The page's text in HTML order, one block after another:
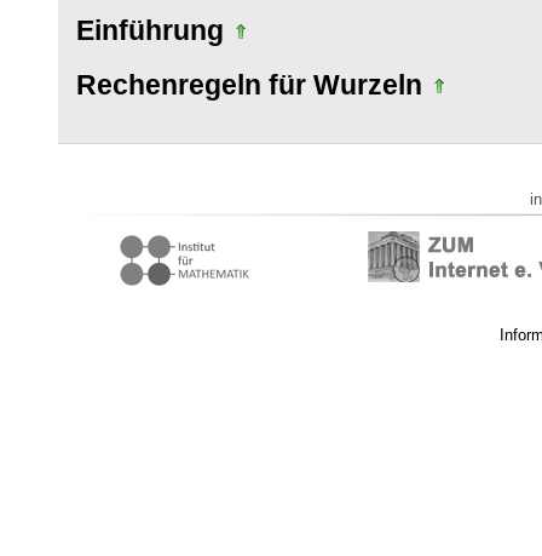
Einführung
Rechenregeln für Wurzeln